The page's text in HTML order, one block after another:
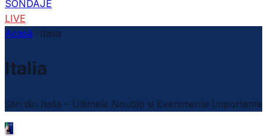
SONDAJE
LIVE
Acasă
Italia
Italia
Știri din Italia – Ultimele Noutăți și Evenimente Importante